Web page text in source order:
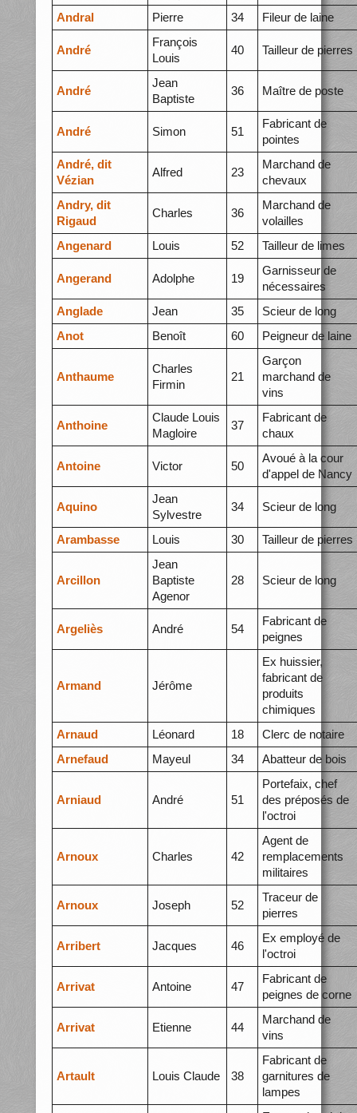
Andral
Pierre 34 Fileur de laine
André
François
Louis
40 Tailleur de pierres
André
Jean
Baptiste
36 Maître de poste
André Simon 51
Fabricant de
pointes
André, dit
Vézian
Alfred 23
Marchand de
chevaux
Andry, dit
Rigaud
Charles 36
Marchand de
volailles
Angenard
Louis 52 Tailleur de limes
Angerand Adolphe 19
Garnisseur de
nécessaires
Anglade
Jean 35
Scieur de long
Anot
Benoît 60 Peigneur de laine
Anthaume
Charles
Firmin
21
Garçon
marchand de
vins
Anthoine
Claude Louis
Magloire
37
Fabricant de
chaux
Antoine Victor 50
Avoué à la cour
d'appel de Nancy
Aquino
Jean
Sylvestre
34 Scieur de long
Arambasse Louis 30 Tailleur de pierres
Arcillon
Jean
Baptiste
Agenor
28 Scieur de long
Argeliès André 54
Fabricant de
peignes
Armand Jérôme
Ex huissier,
fabricant de
produits
chimiques
Arnaud
Léonard 18
Clerc de notaire
Arnefaud
Mayeul 34 Abatteur de bois
Arniaud André 51
Portefaix, chef
des préposés de
l'octroi
Arnoux Charles 42
Agent de
remplacements
militaires
Arnoux Joseph 52
Traceur de
pierres
Arribert Jacques 46
Ex employé de
l'octroi
Arrivat Antoine 47
Fabricant de
peignes de corne
Arrivat Etienne 44
Marchand de
vins
Artault Louis Claude 38
Fabricant de
garnitures de
lampes